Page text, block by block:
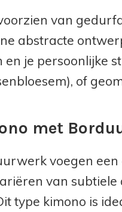
van
abstracte
je persoonlijke
of
met
voegen
van
type kimono is